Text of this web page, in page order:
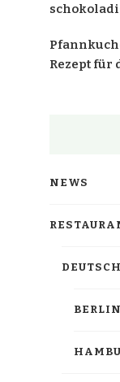
Rezept für
NEWS
BERLIN